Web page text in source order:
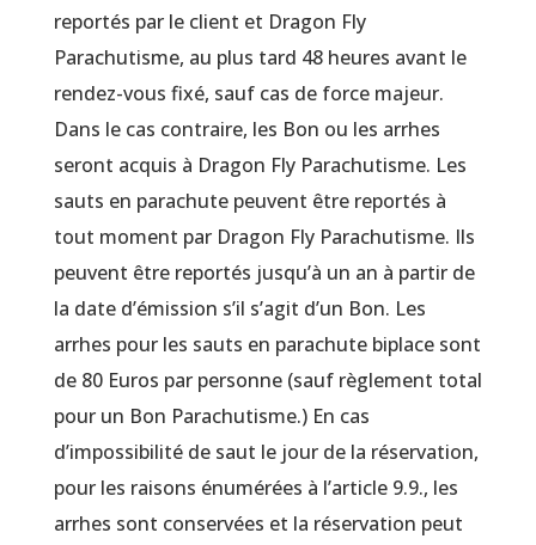
reportés par le client et Dragon Fly
Parachutisme, au plus tard 48 heures avant le
rendez-vous fixé, sauf cas de force majeur.
Dans le cas contraire, les Bon ou les arrhes
seront acquis à Dragon Fly Parachutisme. Les
sauts en parachute peuvent être reportés à
tout moment par Dragon Fly Parachutisme. Ils
peuvent être reportés jusqu’à un an à partir de
la date d’émission s’il s’agit d’un Bon. Les
arrhes pour les sauts en parachute biplace sont
de 80 Euros par personne (sauf règlement total
pour un Bon Parachutisme.) En cas
d’impossibilité de saut le jour de la réservation,
pour les raisons énumérées à l’article 9.9., les
arrhes sont conservées et la réservation peut